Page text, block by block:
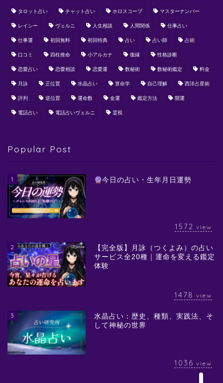
タロット占い チャット占い ホロスコープ マスターナンバー
レイシー ヴェルニ 人生相談 人間関係 仕事占い
仕事運 初回無料 初回特典 占い 占い師 占術
口コミ 四柱推命 小アルカナ 復縁 性格診断
恋愛占い 恋愛相談 恋愛運 数秘術 数秘術鑑定 料金
月詠 正位置 水晶占い 算命学 自己理解 西洋占星術
評判 逆位置 運命数 金運 鑑定方法 開運
電話占い 電話占いヴェルニ 霊視
Popular Post
1 今日の占い・生年月日運勢
1572 view
2
【完全版】月詠（つくよみ）の占い
サービス全20種｜運命を変える鑑定
体験
1478 view
3
水晶占い：歴史、種類、実践法、そ
して神秘の世界
1036 view